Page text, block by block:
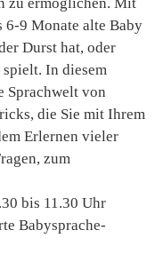
6-9 Monate alte Baby
Durst hat, oder
In diesem
Sprachwelt von
die Sie mit Ihrem
Erlernen vieler
zum
bis 11.30 Uhr
Babysprache-